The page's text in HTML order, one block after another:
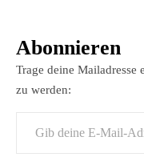
Abonnieren
Trage deine Mailadresse
zu werden: